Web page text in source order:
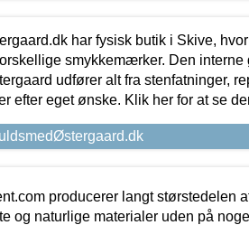
har fysisk butik i Skive,
smykkemærker. Den interne
udfører alt fra stenfatninger,
efter eget ønske. Klik her for at se
producerer langt størstedelen
og naturlige materialer uden på